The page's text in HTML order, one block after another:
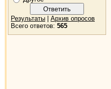
Результаты
Архив опросов
Всего ответов: 565